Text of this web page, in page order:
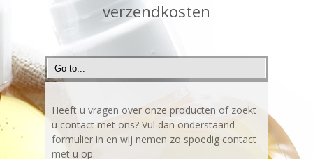
verzendkosten
Heeft u vragen over onze producten of zoekt
u contact met ons? Vul dan onderstaand
formulier in en wij nemen zo spoedig contact
met u op.